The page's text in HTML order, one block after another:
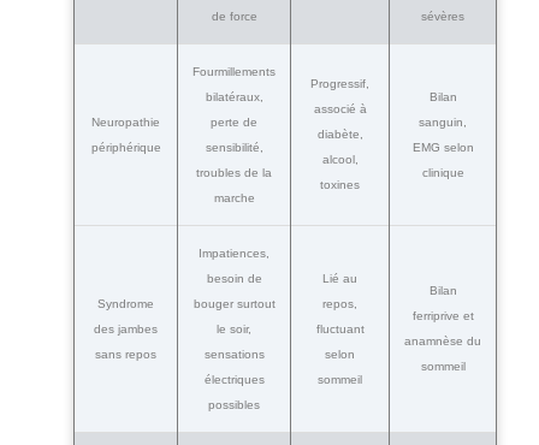
de force
sévères
Neuropathie
périphérique
Fourmillements
bilatéraux,
perte de
sensibilité,
troubles de la
marche
Progressif,
associé à
diabète,
alcool,
toxines
Bilan
sanguin,
EMG selon
clinique
Syndrome
des jambes
sans repos
Impatiences,
besoin de
bouger surtout
le soir,
sensations
électriques
possibles
Lié au
repos,
fluctuant
selon
sommeil
Bilan
ferriprive et
anamnèse du
sommeil